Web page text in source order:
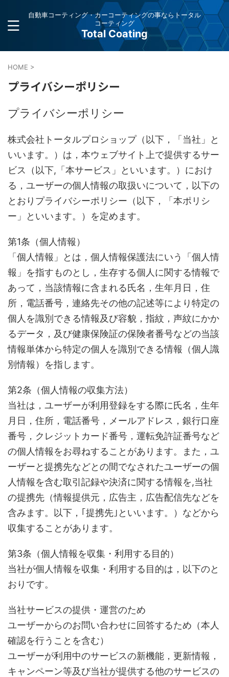
自動車コーティング・カーコーティングの事ならトータル
コーティング
Total Coating
HOME >
プライバシーポリシー
プライバシーポリシー
株式会社トータルプロショップ（以下，「当社」と
いいます。）は，本ウェブサイト上で提供するサー
ビス（以下,「本サービス」といいます。）におけ
る，ユーザーの個人情報の取扱いについて，以下の
とおりプライバシーポリシー（以下，「本ポリシ
ー」といいます。）を定めます。
第1条（個人情報）
「個人情報」とは，個人情報保護法にいう「個人情
報」を指すものとし，生存する個人に関する情報で
あって，当該情報に含まれる氏名，生年月日，住
所，電話番号，連絡先その他の記述等により特定の
個人を識別できる情報及び容貌，指紋，声紋にかか
るデータ，及び健康保険証の保険者番号などの当該
情報単体から特定の個人を識別できる情報（個人識
別情報）を指します。
第2条（個人情報の収集方法）
当社は，ユーザーが利用登録をする際に氏名，生年
月日，住所，電話番号，メールアドレス，銀行口座
番号，クレジットカード番号，運転免許証番号など
の個人情報をお尋ねすることがあります。また，ユ
ーザーと提携先などとの間でなされたユーザーの個
人情報を含む取引記録や決済に関する情報を,当社
の提携先（情報提供元，広告主，広告配信先などを
含みます。以下，｢提携先｣といいます。）などから
収集することがあります。
第3条（個人情報を収集・利用する目的）
当社が個人情報を収集・利用する目的は，以下のと
おりです。
当社サービスの提供・運営のため
ユーザーからのお問い合わせに回答するため（本人
確認を行うことを含む）
ユーザーが利用中のサービスの新機能，更新情報，
キャンペーン等及び当社が提供する他のサービスの